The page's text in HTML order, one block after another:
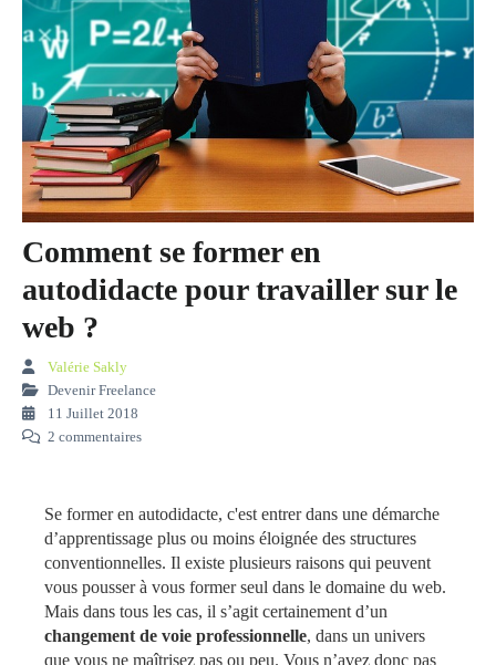
Comment se former en
autodidacte pour travailler sur le
web ?
Valérie Sakly
Devenir Freelance
11 Juillet 2018
2 commentaires
Se former en autodidacte, c'est entrer dans une démarche
d’apprentissage plus ou moins éloignée des structures
conventionnelles. Il existe plusieurs raisons qui peuvent
vous pousser à vous former seul dans le domaine du web.
Mais dans tous les cas, il s’agit certainement d’un
changement de voie professionnelle, dans un univers
que vous ne maîtrisez pas ou peu. Vous n’avez donc pas